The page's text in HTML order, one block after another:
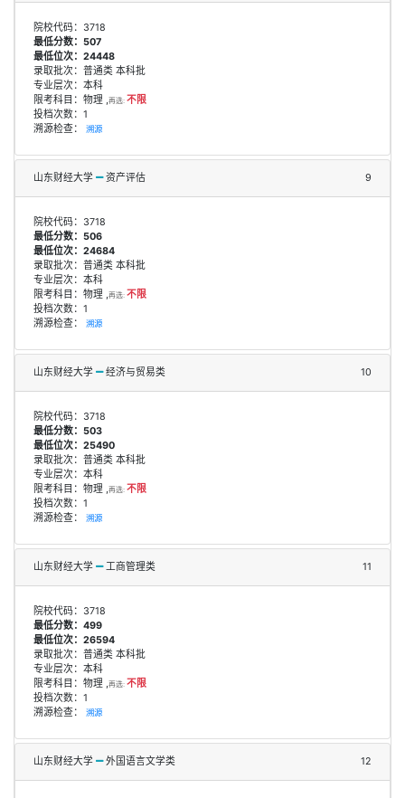
院校代码：3718
最低分数：507
最低位次：24448
录取批次：普通类 本科批
专业层次：本科
限考科目：物理 ,再选: 不限
投档次数：1
溯源检查： 溯源
山东财经大学 资产评估 9
院校代码：3718
最低分数：506
最低位次：24684
录取批次：普通类 本科批
专业层次：本科
限考科目：物理 ,再选: 不限
投档次数：1
溯源检查： 溯源
山东财经大学 经济与贸易类 10
院校代码：3718
最低分数：503
最低位次：25490
录取批次：普通类 本科批
专业层次：本科
限考科目：物理 ,再选: 不限
投档次数：1
溯源检查： 溯源
山东财经大学 工商管理类 11
院校代码：3718
最低分数：499
最低位次：26594
录取批次：普通类 本科批
专业层次：本科
限考科目：物理 ,再选: 不限
投档次数：1
溯源检查： 溯源
山东财经大学 外国语言文学类 12